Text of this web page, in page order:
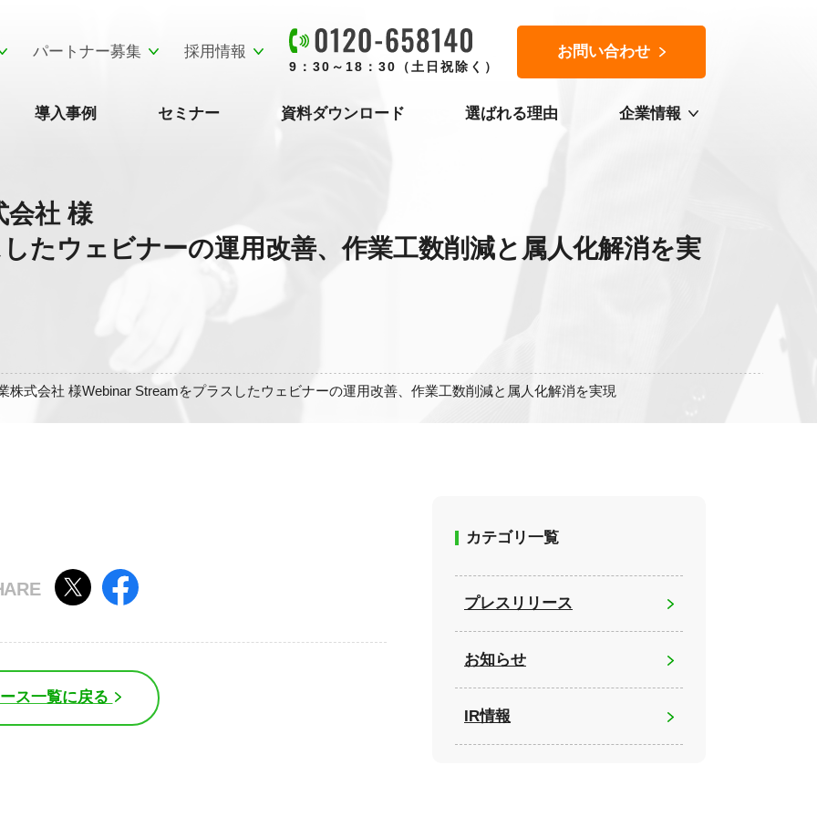
パートナー募集 採用情報
9：30～18：30（土日祝除く）
お問い合わせ
導入事例 セミナー 資料ダウンロード 選ばれる理由 企業情報
会社 様
たウェビナーの運用改善、作業工数削減と属人化解消を実
株式会社 様Webinar Streamをプラスしたウェビナーの運用改善、作業工数削減と属人化解消を実現
ス一覧に戻る
カテゴリ一覧
プレスリリース
お知らせ
IR情報